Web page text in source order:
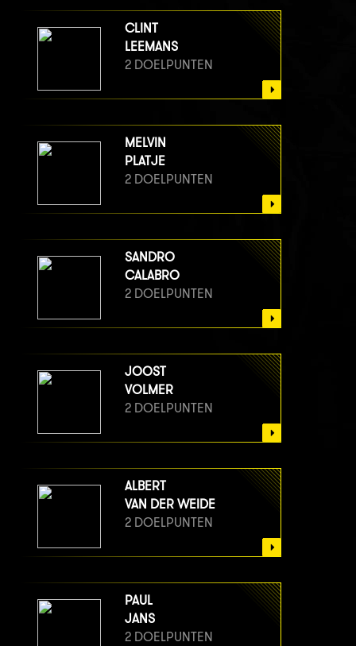
CLINT
LEEMANS
2 DOELPUNTEN
MELVIN
PLATJE
2 DOELPUNTEN
SANDRO
CALABRO
2 DOELPUNTEN
JOOST
VOLMER
2 DOELPUNTEN
ALBERT
VAN DER WEIDE
2 DOELPUNTEN
PAUL
JANS
2 DOELPUNTEN